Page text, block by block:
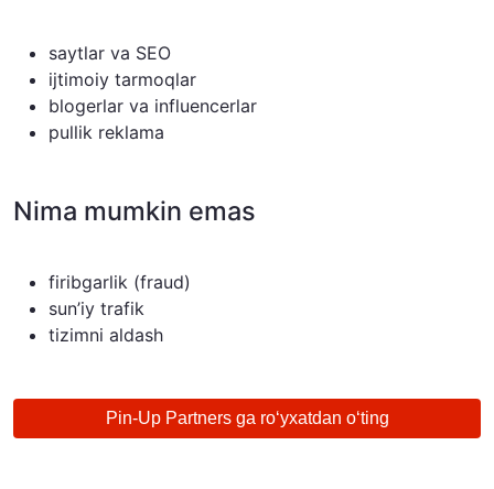
saytlar va SEO
ijtimoiy tarmoqlar
blogerlar va influencerlar
pullik reklama
Nima mumkin emas
firibgarlik (fraud)
sun’iy trafik
tizimni aldash
Pin-Up Partners ga ro‘yxatdan o‘ting